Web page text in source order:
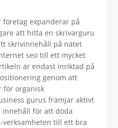
expanderar på
att hitta en skrivarguru
skrivinnehåll på nätet
seo till ett mycket
är endast inriktad på
genom att
för organisk
gurus främjar aktivt
för att döda
till ett bra